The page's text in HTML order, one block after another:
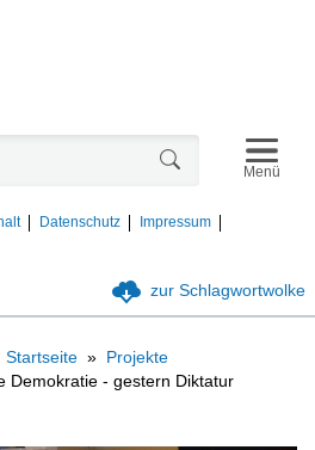
Datenschutz
Impressum
Menü
zur Schlagwortwolke
Startseite
Projekte
Demokratie - gestern Diktatur